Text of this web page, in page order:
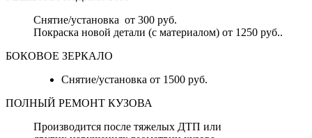
Снятие/установка от 300 руб.
Покраска новой детали (с материалом) от 1250 руб..
БОКОВОЕ ЗЕРКАЛО
Снятие/установка от 1500 руб.
ПОЛНЫЙ РЕМОНТ КУЗОВА
Производится после тяжелых ДТП или